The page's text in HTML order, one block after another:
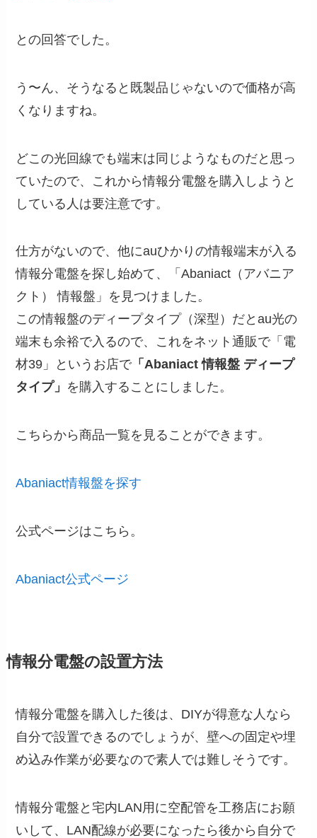
との回答でした。
う〜ん、そうなると既製品じゃないので価格が高
くなりますね。
どこの光回線でも端末は同じようなものだと思っ
ていたので、これから情報分電盤を購入しようと
している人は要注意です。
仕方がないので、他にauひかりの情報端末が入る
情報分電盤を探し始めて、「Abaniact（アバニア
クト） 情報盤」を見つけました。
この情報盤のディープタイプ（深型）だとau光の
端末も余裕で入るので、これをネット通販で「電
材39」というお店で「Abaniact 情報盤 ディープ
タイプ」 を購入することにしました。
こちらから商品一覧を見ることができます。
Abaniact情報盤を探す
公式ページはこちら。
Abaniact公式ページ
情報分電盤の設置方法
情報分電盤を購入した後は、DIYが得意な人なら
自分で設置できるのでしょうが、壁への固定や埋
め込み作業が必要なので素人では難しそうです。
情報分電盤と宅内LAN用に空配管を工務店にお願
いして、LAN配線が必要になったら後から自分で